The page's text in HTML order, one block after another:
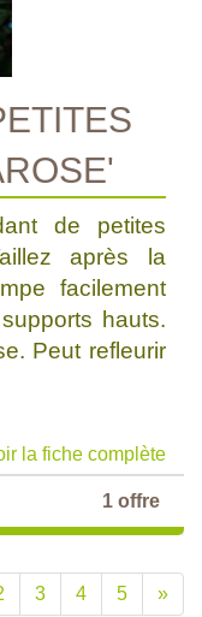
de petites
après la
facilement
hauts.
Peut refleurir
la fiche complète
1 offre
3 4 5 »